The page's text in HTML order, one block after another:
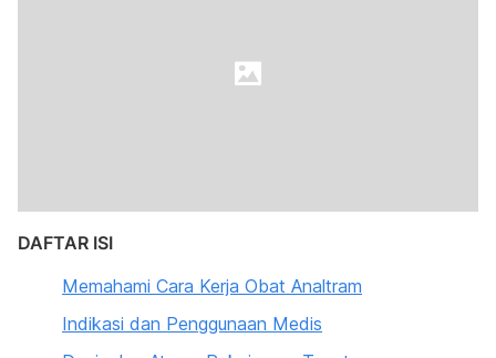
DAFTAR ISI
Memahami Cara Kerja Obat Analtram
Indikasi dan Penggunaan Medis